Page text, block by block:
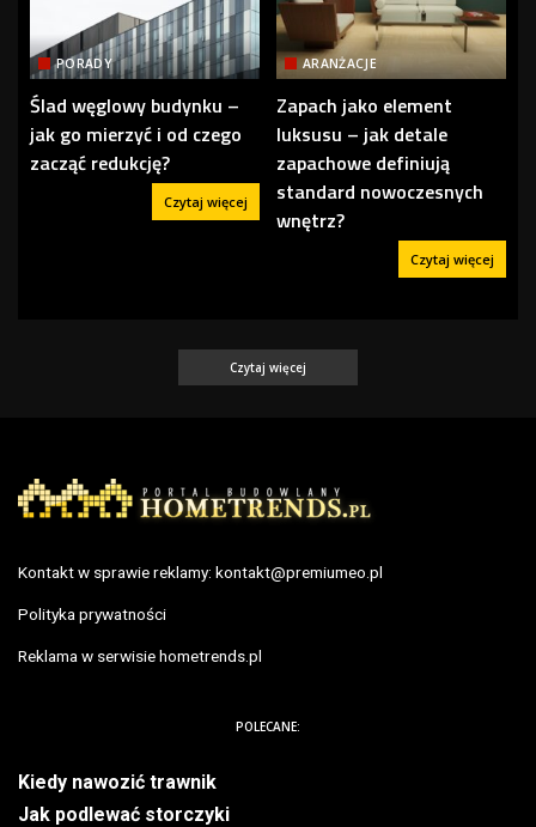
PORADY
Ślad węglowy budynku –
jak go mierzyć i od czego
zacząć redukcję?
Czytaj więcej
ARANŻACJE
Zapach jako element
luksusu – jak detale
zapachowe definiują
standard nowoczesnych
wnętrz?
Czytaj więcej
Czytaj więcej
Kontakt w sprawie reklamy: kontakt@premiumeo.pl
Polityka prywatności
Reklama w serwisie hometrends.pl
POLECANE:
Kiedy nawozić trawnik
Jak podlewać storczyki